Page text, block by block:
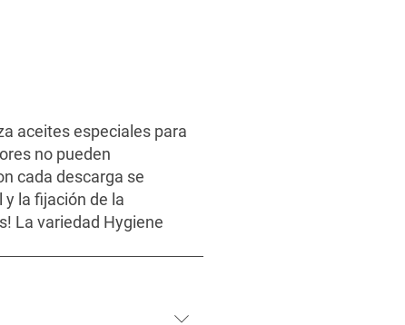
aceites especiales para
no pueden
cada descarga se
la fijación de la
La variedad Hygiene